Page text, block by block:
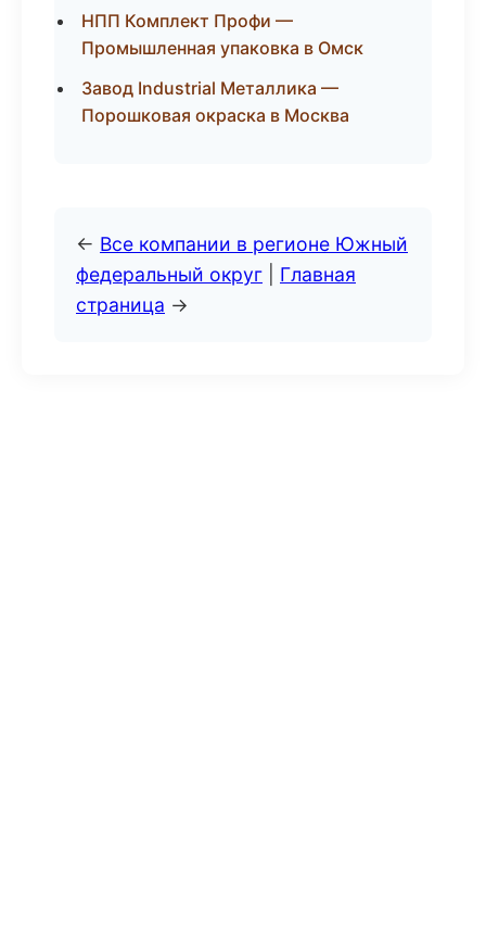
НПП Комплект Профи —
Промышленная упаковка в Омск
Завод Industrial Металлика —
Порошковая окраска в Москва
← Все компании в регионе Южный
федеральный округ
Главная
страница →